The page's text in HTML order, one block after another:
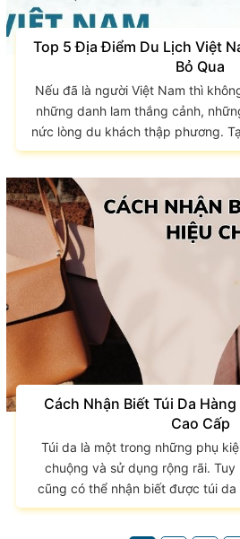
Top 5 Địa Điểm Du Lịch Việt
Bỏ Qua
Nếu đã là người Việt Nam thì
những danh lam thắng cảnh,
nức lòng du khách thập phương.
nghiệm những thứ chưa từng trải
và hòa mình vào cuộc sống mới
5 địa điểm du lịch Việt
Cách Nhận Biết Túi Da
Cao Cấp
Túi da là một trong những phụ
chuộng và sử dụng rộng rãi. Tuy
cũng có thể nhận biết được túi
tránh mua phải túi da giả, chúng